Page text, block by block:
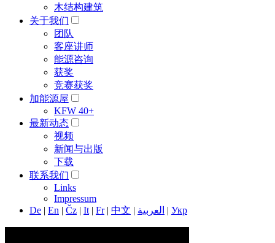
木结构建筑
关于我们
团队
客座讲师
能源咨询
获奖
竞赛获奖
加能源屋
KFW 40+
最新动态
视频
新闻与出版
下载
联系我们
Links
Impressum
De | En | Čz | It | Fr| 中文 | العربية | Укр